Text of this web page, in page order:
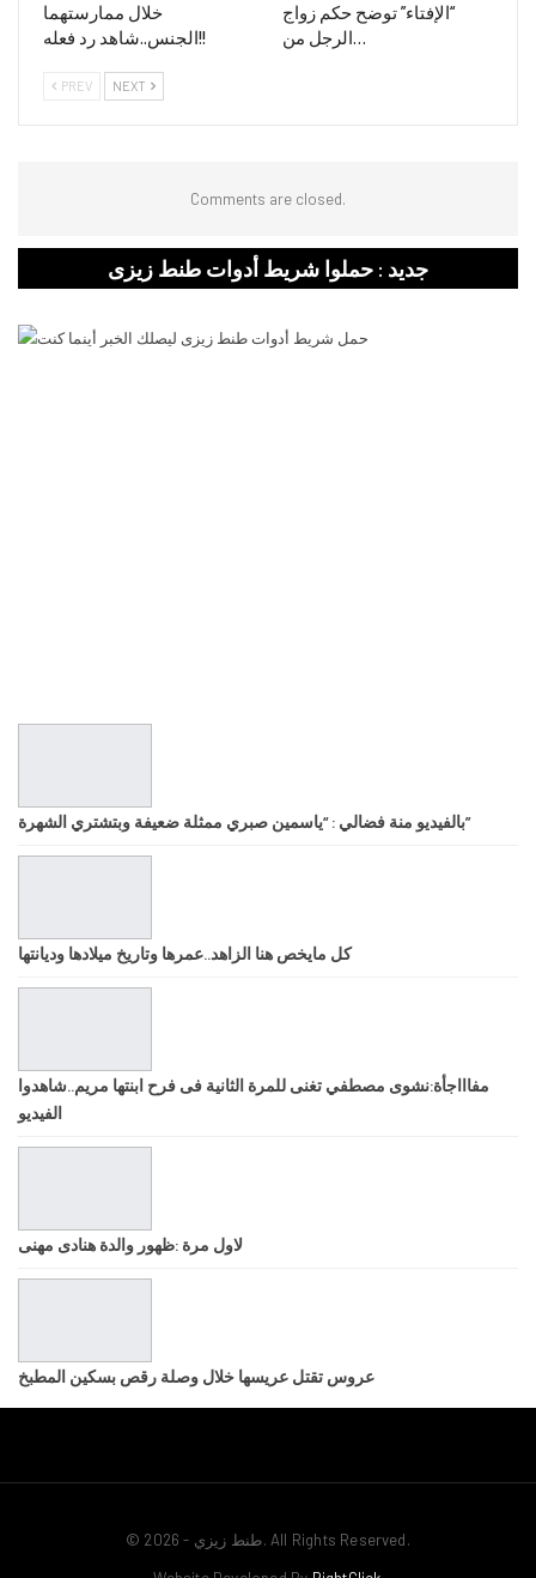
خلال ممارستهما
الجنس..شاهد رد فعله!!
“الإفتاء” توضح حكم زواج
الرجل من…
PREV NEXT
Comments are closed.
جديد : حملوا شريط أدوات طنط زيزى
بالفيديو منة فضالي : “ياسمين صبري ممثلة ضعيفة وبتشتري الشهرة”
كل مايخص هنا الزاهد..عمرها وتاريخ ميلادها وديانتها
مفاااجأة:نشوى مصطفي تغنى للمرة الثانية فى فرح ابنتها مريم..شاهدوا
الفيديو
لاول مرة :ظهور والدة هنادى مهنى
عروس تقتل عريسها خلال وصلة رقص بسكين المطبخ
© 2026 - طنط زيزي. All Rights Reserved.